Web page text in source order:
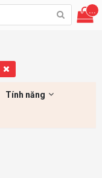
...
Tính năng